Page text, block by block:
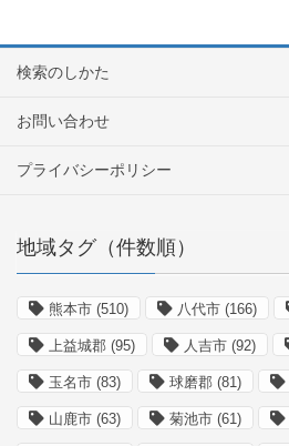
検索のしかた
お問い合わせ
プライバシーポリシー
地域タグ（件数順）
熊本市 (510) 八代市 (166)
上益城郡 (95) 人吉市 (92)
玉名市 (83) 球磨郡 (81)
山鹿市 (63) 菊池市 (61)